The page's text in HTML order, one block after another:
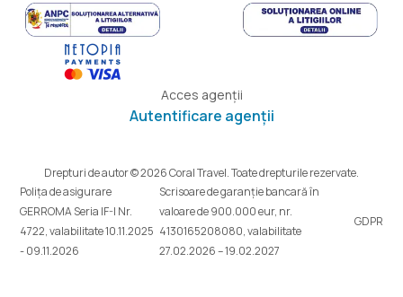
Acces agenții
Autentificare agenții
Drepturi de autor © 2026 Coral Travel. Toate drepturile rezervate.
Polița de asigurare
GERROMA Seria IF-I Nr.
4722, valabilitate 10.11.2025
- 09.11.2026
Scrisoare de garanție bancară în
valoare de 900.000 eur, nr.
4130165208080, valabilitate
27.02.2026 – 19.02.2027
GDPR